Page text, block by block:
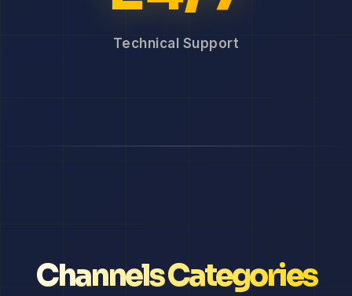
Technical Support
Channels Categories